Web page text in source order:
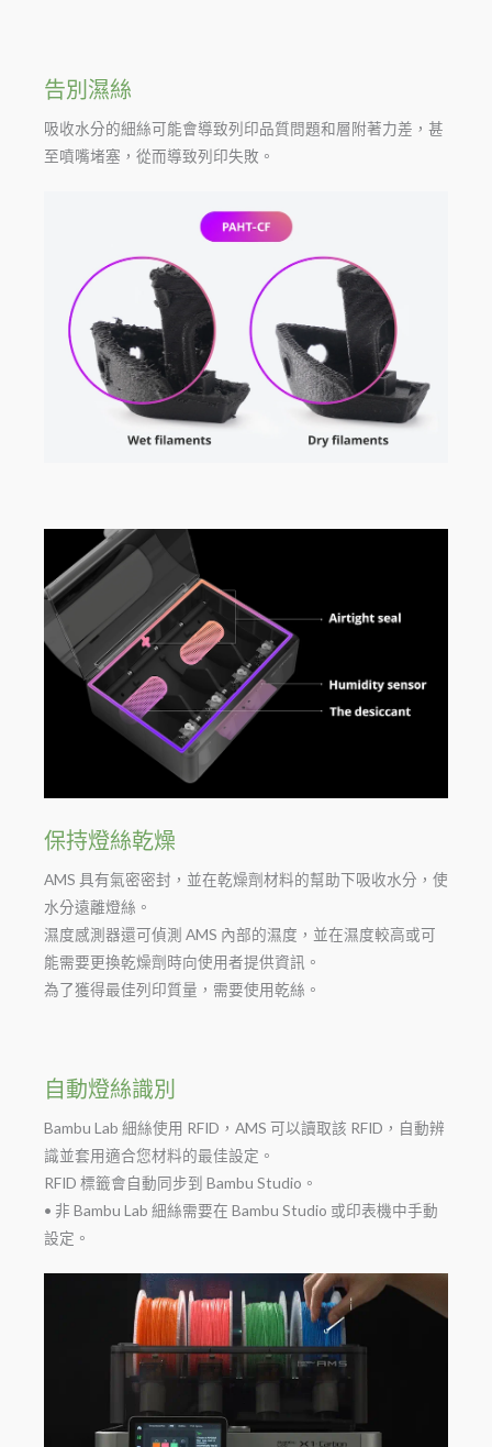
告別濕絲
吸收水分的細絲可能會導致列印品質問題和層附著力差，甚
至噴嘴堵塞，從而導致列印失敗。
保持燈絲乾燥
AMS 具有氣密密封，並在乾燥劑材料的幫助下吸收水分，使
水分遠離燈絲。
濕度感測器還可偵測 AMS 內部的濕度，並在濕度較高或可
能需要更換乾燥劑時向使用者提供資訊。
為了獲得最佳列印質量，需要使用乾絲。
自動燈絲識別
Bambu Lab 細絲使用 RFID，AMS 可以讀取該 RFID，自動辨
識並套用適合您材料的最佳設定。
RFID 標籤會自動同步到 Bambu Studio。
• 非 Bambu Lab 細絲需要在 Bambu Studio 或印表機中手動
設定。